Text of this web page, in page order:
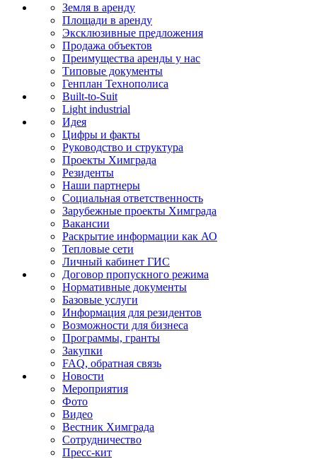
Земля в аренду
Площади в аренду
Эксклюзивные предложения
Продажа объектов
Преимущества аренды у нас
Типовые документы
Генплан Технополиса
Built-to-Suit
Light industrial
Идея
Цифры и факты
Руководство и структура
Проекты Химграда
Резиденты
Наши партнеры
Социальная ответственность
Зарубежные проекты Химграда
Вакансии
Раскрытие информации как АО
Тепловые сети
Личный кабинет ГИС
Договор пропускного режима
Нормативные документы
Базовые услуги
Информация для резидентов
Возможности для бизнеса
Программы, гранты
Закупки
FAQ, обратная связь
Новости
Мероприятия
Фото
Видео
Вестник Химграда
Сотрудничество
Пресс-кит